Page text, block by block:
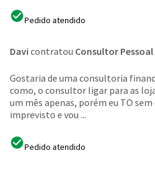
Pedido atendido
Davi contratou Consultor Pessoal
Gostaria de uma consultoria
como, o consultor ligar para as
um mês apenas, porém eu TO
imprevisto e vou ...
Pedido atendido